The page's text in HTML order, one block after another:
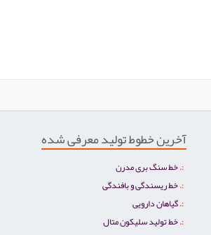
آخرین خطوط تولید معرفی شده
خط سنگ بری مدرن
خط ریسندگی و بافندگی
گیاهان دارویی
خط تولید سلیکون متال